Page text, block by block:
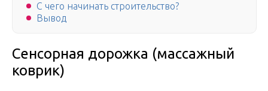
С чего начинать строительство?
Вывод
Сенсорная дорожка (массажный
коврик)